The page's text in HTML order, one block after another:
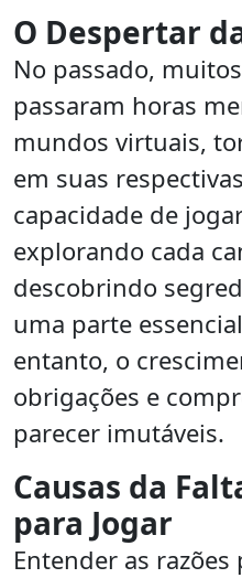
O Despertar
No passado,
passaram horas
mundos virtuais,
em suas
capacidade de
explorando cada
descobrindo
uma parte
entanto, o
obrigações e
parecer imutáveis.
Causas da
para Jogar
Entender as razões